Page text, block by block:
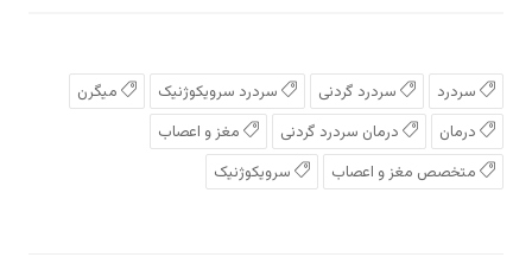
سردرد سردرد گردنی سردرد سرویکوژنیک
میگرن
درمان
درمان سردرد گردنی
مغز و اعصاب
متخصص مغز و اعصاب
سرویکوژنیک